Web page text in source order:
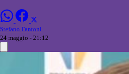
Stefano Fantoni
24 maggio - 21:12